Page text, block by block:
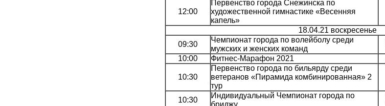
12:00
Первенство города Снежинска по
художественной гимнастике «Весенняя
капель»
18.04.21 воскресенье
09:30
Чемпионат города по волейболу среди
мужских и женских команд
10:00
Фитнес-Марафон 2021
10:30
Первенство города по бильярду среди
ветеранов «Пирамида комбинированная» 2
тур
10:30
Индивидуальный Чемпионат города по
бриджу